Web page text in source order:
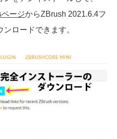
ージからZBrush 2021.6.4フ
ロードできます。